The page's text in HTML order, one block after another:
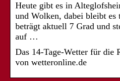
Heute gibt es in
und Wolken, dabei bleibt es
beträgt aktuell 7 Grad und
auf …
Das 14-Tage-Wetter für die
von wetteronline.de